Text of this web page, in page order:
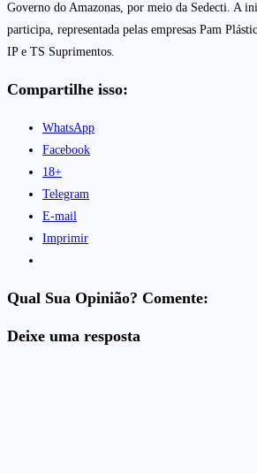
Governo do Amazonas, por meio da Sedecti. A
participa, representada pelas empresas Pam
IP e TS Suprimentos.
Compartilhe isso:
WhatsApp
Facebook
18+
Telegram
E-mail
Imprimir
Qual Sua Opinião? Comente:
Deixe uma resposta